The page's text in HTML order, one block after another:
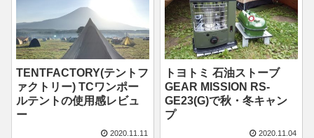
TENTFACTORY(テントフ
ァクトリー) TCワンポー
ルテントの使用感レビュ
ー
2020.11.11
トヨトミ 石油ストーブ
GEAR MISSION RS-
GE23(G)で秋・冬キャン
プ
2020.11.04